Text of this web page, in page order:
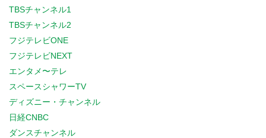
TBSチャンネル1
TBSチャンネル2
フジテレビONE
フジテレビNEXT
エンタメ〜テレ
スペースシャワーTV
ディズニー・チャンネル
日経CNBC
ダンスチャンネル